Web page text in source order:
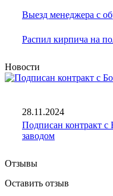
Выезд менеджера с
Распил кирпича на
Новости
28.11.2024
Подписан контракт
заводом
Отзывы
Оставить отзыв